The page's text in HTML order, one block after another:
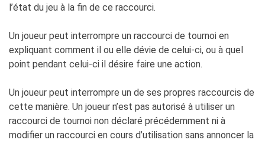
l’état du jeu à la fin de ce raccourci.
Un joueur peut interrompre un raccourci de tournoi en
expliquant comment il ou elle dévie de celui-ci, ou à quel
point pendant celui-ci il désire faire une action.
Un joueur peut interrompre un de ses propres raccourcis de
cette manière. Un joueur n’est pas autorisé à utiliser un
raccourci de tournoi non déclaré précédemment ni à
modifier un raccourci en cours d’utilisation sans annoncer la